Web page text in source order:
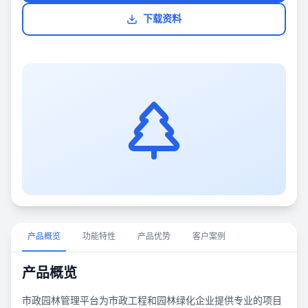
下载资料
产品概览 功能特性 产品优势 客户案例
产品概览
市政园林管理平台为市政工程和园林绿化企业提供专业的项目